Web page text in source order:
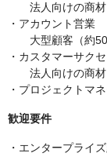
法人向けの商材
・アカウント営業
大型顧客（約
・カスタマーサク
法人向けの商材
・プロジェクトマ
歓迎要件
・エンタープライ